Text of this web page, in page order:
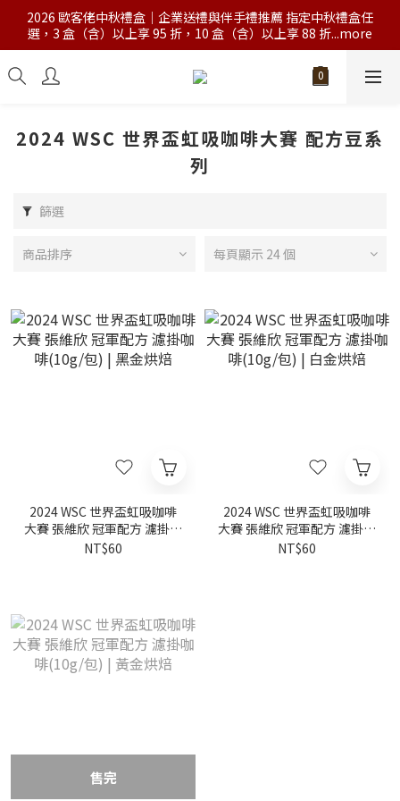
2026 歐客佬中秋禮盒｜企業送禮與伴手禮推薦 指定中秋禮盒任
選，3 盒（含）以上享 95 折，10 盒（含）以上享 88 折...more
2024 WSC 世界盃虹吸咖啡大賽 配方豆系
列
篩選
商品排序 每頁顯示 24 個
2024 WSC 世界盃虹吸咖啡
大賽 張維欣 冠軍配方 濾掛咖
啡(10g/包) | 黑金烘焙
NT$60
2024 WSC 世界盃虹吸咖啡
大賽 張維欣 冠軍配方 濾掛咖
啡(10g/包) | 白金烘焙
NT$60
售完